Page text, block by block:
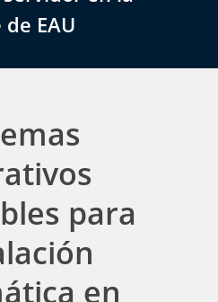
EAU
para
en